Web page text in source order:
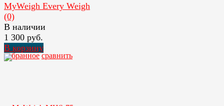
избранное сравнить
MyWeigh Every Weigh
(0)
В наличии
1 300 руб.
В корзину